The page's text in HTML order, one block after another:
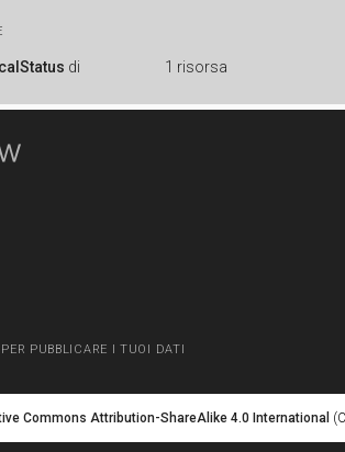
di 1 risorsa
PUBBLICARE I TUOI DATI
Commons Attribution-ShareAlike 4.0 International